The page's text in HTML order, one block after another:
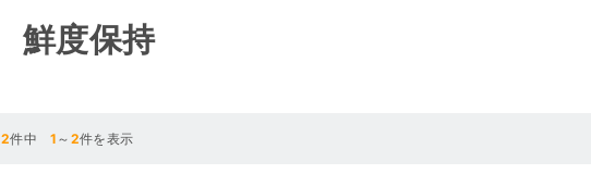
鮮度保持
2件中1 ～ 2件を表示